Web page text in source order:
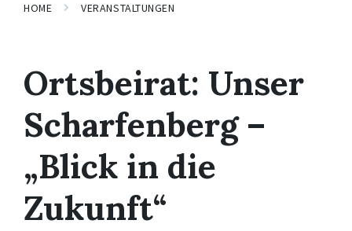
HOME VERANSTALTUNGEN
Ortsbeirat: Unser
Scharfenberg –
„Blick in die
Zukunft“